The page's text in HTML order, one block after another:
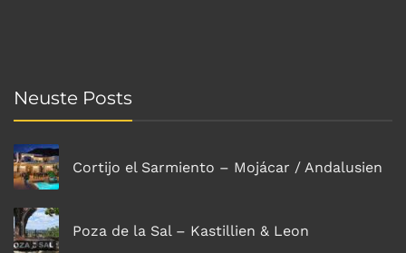
Neuste Posts
Cortijo el Sarmiento – Mojácar / Andalusien
Poza de la Sal – Kastillien & Leon